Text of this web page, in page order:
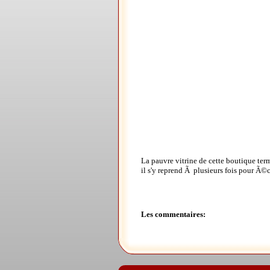
La pauvre vitrine de cette boutique
il s'y reprend Ã plusieurs fois pour
Les commentaires: